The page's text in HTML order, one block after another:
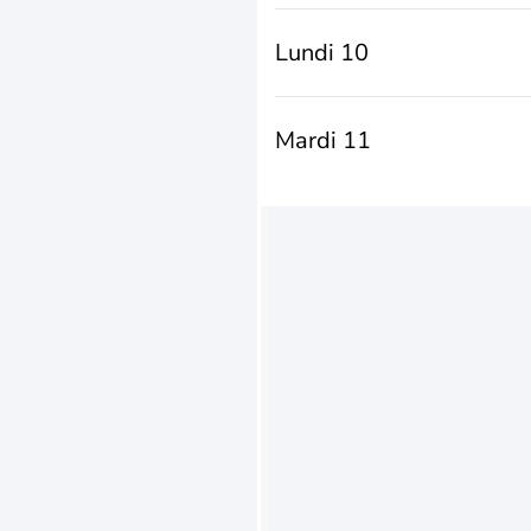
Lundi 10
Mardi 11